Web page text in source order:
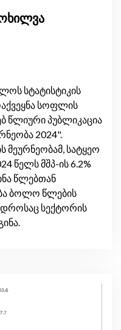
სტატისტიკის
სოფლის
წლიური პუბლიკაცია
2024".
მეურნეობამ, სატყეო
წელს მშპ-ის 6.2%
წლებთან
ბოლო წლების
სექტორის